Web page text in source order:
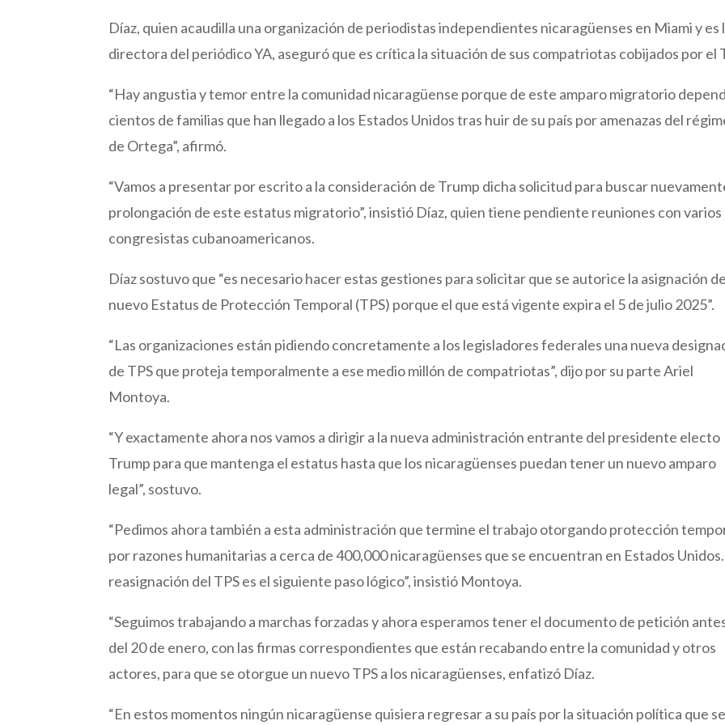
Díaz, quien acaudilla una organización de periodistas independientes nicaragüenses en Miami y es
directora del periódico YA, aseguró que es crítica la situación de sus compatriotas cobijados por el
“Hay angustia y temor entre la comunidad nicaragüense porque de este amparo migratorio
cientos de familias que han llegado a los Estados Unidos tras huir de su país por amenazas del
de Ortega”, afirmó.
“Vamos a presentar por escrito a la consideración de Trump dicha solicitud para buscar
prolongación de este estatus migratorio”, insistió Díaz, quien tiene pendiente reuniones con varios
congresistas cubanoamericanos.
Díaz sostuvo que “es necesario hacer estas gestiones para solicitar que se autorice la asignación
nuevo Estatus de Protección Temporal (TPS) porque el que está vigente expira el 5 de julio 2025”.
“Las organizaciones están pidiendo concretamente a los legisladores federales una nueva
de TPS que proteja temporalmente a ese medio millón de compatriotas”, dijo por su parte Ariel
Montoya.
“Y exactamente ahora nos vamos a dirigir a la nueva administración entrante del presidente electo
Trump para que mantenga el estatus hasta que los nicaragüenses puedan tener un nuevo amparo
legal”, sostuvo.
“Pedimos ahora también a esta administración que termine el trabajo otorgando protección
por razones humanitarias a cerca de 400,000 nicaragüenses que se encuentran en Estados
reasignación del TPS es el siguiente paso lógico”, insistió Montoya.
“Seguimos trabajando a marchas forzadas y ahora esperamos tener el documento de petición
del 20 de enero, con las firmas correspondientes que están recabando entre la comunidad y otros
actores, para que se otorgue un nuevo TPS a los nicaragüenses, enfatizó Díaz.
“En estos momentos ningún nicaragüense quisiera regresar a su país por la situación política que se